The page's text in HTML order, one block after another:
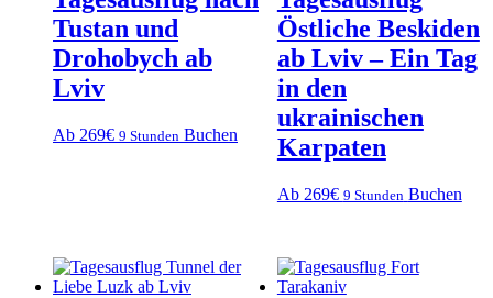
Tustan und
Drohobych ab
Lviv
Ab 269€ 9 Stunden Buchen
Östliche Beskiden
ab Lviv – Ein Tag
in den
ukrainischen
Karpaten
Ab 269€ 9 Stunden Buchen